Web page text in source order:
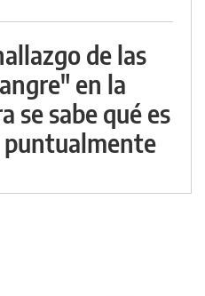
de las
en la
se sabe qué es